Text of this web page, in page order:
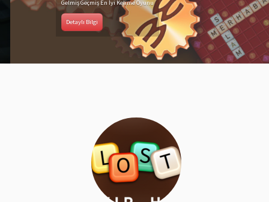
Gelmiş Geçmiş En İyi Kelime Oyunu
Detaylı Bilgi